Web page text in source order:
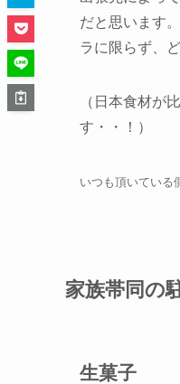
だと思います
ラに限らず、
（日本食材が
す・・！）
いつも頂いている
家族帯同の
生菓子